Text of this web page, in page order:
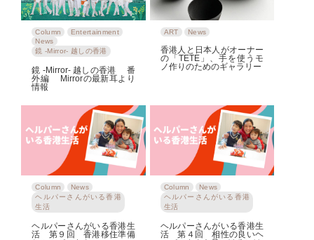
Column
Entertainment
News
鏡 -Mirror- 越しの香港
鏡 -Mirror- 越しの香港 番
外編 Mirrorの最新耳より
情報
ART News
香港人と日本人がオーナー
の「TETE」、手を使うモ
ノ作りのためのギャラリー
Column
News
ヘルパーさんがいる香港
生活
ヘルパーさんがいる香港生
活 第９回 香港移住準備
Column
News
ヘルパーさんがいる香港
生活
ヘルパーさんがいる香港生
活 第４回 相性の良いヘ